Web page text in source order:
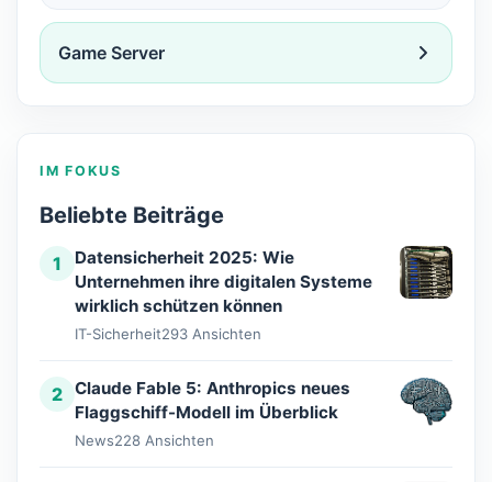
Game Server
IM FOKUS
Beliebte Beiträge
1
Datensicherheit 2025: Wie
Unternehmen ihre digitalen Systeme
wirklich schützen können
IT-Sicherheit293 Ansichten
2 Claude Fable 5: Anthropics neues
Flaggschiff-Modell im Überblick
News228 Ansichten